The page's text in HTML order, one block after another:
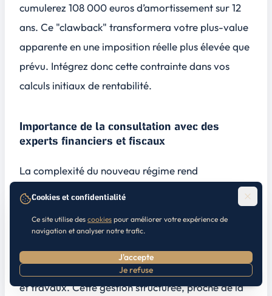
Prendre RDV
cumulerez 108 000 euros d’amortissement sur 12
ans. Ce "clawback" transformera votre plus-value
apparente en une imposition réelle plus élevée que
prévu. Intégrez donc cette contrainte dans vos
calculs initiaux de rentabilité.
Importance de la consultation avec des
experts financiers et fiscaux
La complexité du nouveau régime rend
année, vous devrez remplir une
complète, incluantrevenus locatifs, charges,
amortissement, intérêts d’emprunt, taxe foncière
et travaux. Cette gestion structurée, proche de la
Cookies et confidentialité
Ce site utilise des cookies pour améliorer votre expérience de
navigation et analyser notre trafic.
J'accepte
Je refuse